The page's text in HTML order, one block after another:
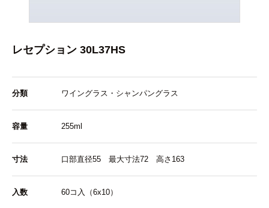
レセプション 30L37HS
分類 ワイングラス・シャンパングラス
容量 255ml
寸法 口部直径55 最大寸法72 高さ163
入数 60コ入（6x10）